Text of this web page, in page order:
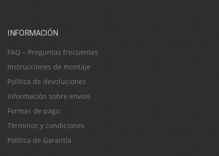
INFORMACIÓN
FAQ – Preguntas frecuentes
Instrucciones de montaje
Política de devoluciones
Información sobre envíos
Formas de pago
Términos y condiciones
Política de Garantía